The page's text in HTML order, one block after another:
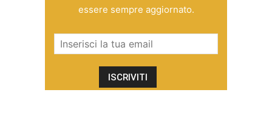
essere sempre aggiornato.